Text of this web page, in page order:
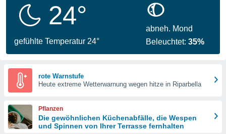
dass
sind.
diese
24°
gefühlte Temperatur 24°
abneh. Mond
Beleuchtet:35%
rote Warnstufe
Heute extreme Wetterwarnung wegen hitze in Riparbella
Pflanzen
Die gewöhnlichen Küchenabfälle, die Wespen
und Spinnen von Ihrer Terrasse fernhalten